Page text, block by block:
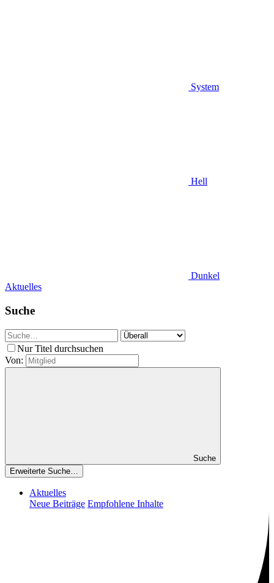
System
Hell
Dunkel
Aktuelles
Suche
Nur Titel durchsuchen
Von:
Suche
Erweiterte Suche…
Aktuelles
Neue Beiträge Empfohlene Inhalte